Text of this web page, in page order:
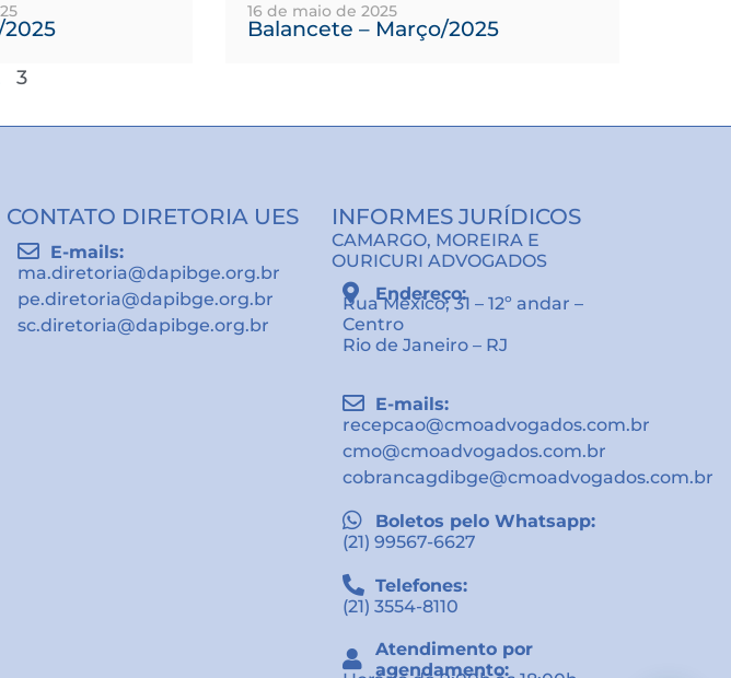
16 de maio de 2025
Balancete – Março/2025
3
CONTATO DIRETORIA UES
E-mails:
ma.diretoria@dapibge.org.br
pe.diretoria@dapibge.org.br
sc.diretoria@dapibge.org.br
INFORMES JURÍDICOS
CAMARGO, MOREIRA E
OURICURI ADVOGADOS
Endereço:
Rua México, 31 – 12º andar –
Centro
Rio de Janeiro – RJ
E-mails:
recepcao@cmoadvogados.com.br
cmo@cmoadvogados.com.br
cobrancagdibge@cmoadvogados.com.br
Boletos pelo Whatsapp:
(21) 99567-6627
Telefones:
(21) 3554-8110
Atendimento por
agendamento: